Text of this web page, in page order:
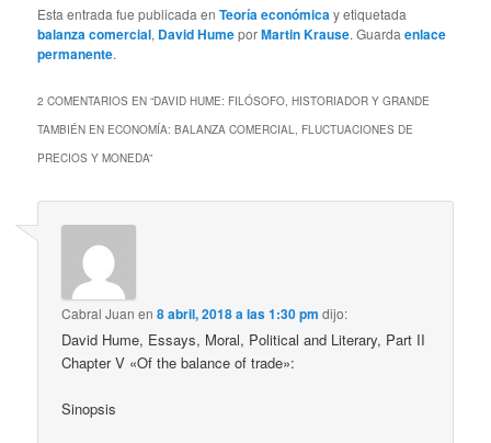
Esta entrada fue publicada enTeoría económicay etiquetada
balanza comercial, David HumeporMartin Krause. Guardaenlace
permanente.
2 COMENTARIOS EN “DAVID HUME: FILÓSOFO, HISTORIADOR Y GRANDE
TAMBIÉN EN ECONOMÍA: BALANZA COMERCIAL, FLUCTUACIONES DE
PRECIOS Y MONEDA”
Cabral Juan en8 abril, 2018 a las 1:30 pm dijo:
David Hume, Essays, Moral, Political and Literary, Part II
Chapter V «Of the balance of trade»:
Sinopsis